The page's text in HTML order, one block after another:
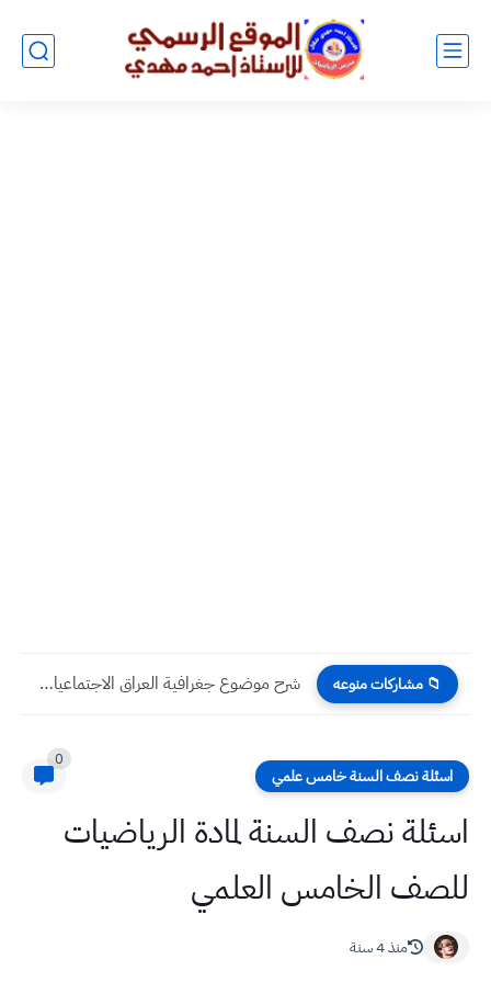
📁 مشاركات منوعه شرح موضوع جغرافية العراق الاجتماعيات للصف الخامس الابتدائي الوحدة الاولى
اسئلة نصف السنة خامس علمي
0
اسئلة نصف السنة لمادة الرياضيات
للصف الخامس العلمي
منذ 4 سنة